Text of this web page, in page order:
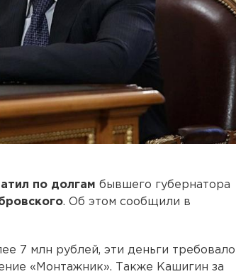
по долгам бывшего губернатора
. Об этом сообщили в
7 млн рублей, эти деньги требовало
«Монтажник». Также Кашигин за